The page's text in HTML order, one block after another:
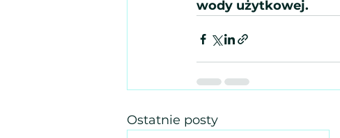
wody użytkowej.
Ostatnie posty